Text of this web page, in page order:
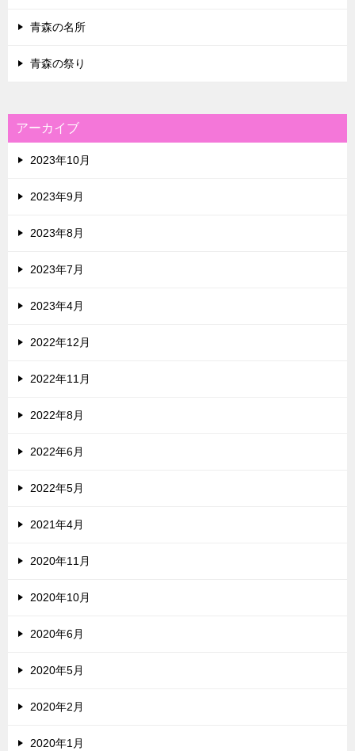
青森の名所
青森の祭り
アーカイブ
2023年10月
2023年9月
2023年8月
2023年7月
2023年4月
2022年12月
2022年11月
2022年8月
2022年6月
2022年5月
2021年4月
2020年11月
2020年10月
2020年6月
2020年5月
2020年2月
2020年1月